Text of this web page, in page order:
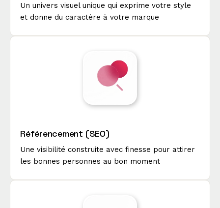
Un univers visuel unique qui exprime votre style
et donne du caractère à votre marque
Référencement (SEO)
Une visibilité construite avec finesse pour attirer
les bonnes personnes au bon moment